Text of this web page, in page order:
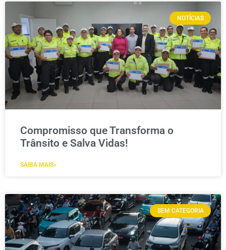
NOTÍCIAS
Compromisso que Transforma o
Trânsito e Salva Vidas!
SAIBA MAIS»
SEM CATEGORIA